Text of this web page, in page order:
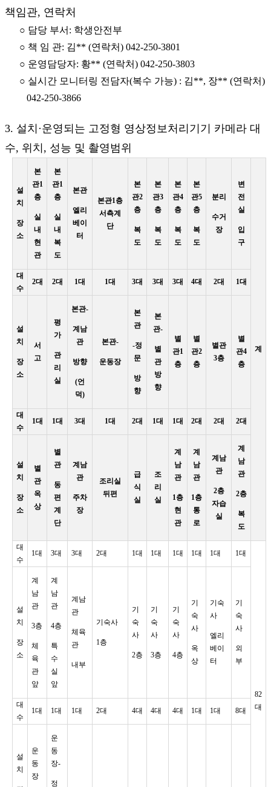
책임관, 연락처
○ 담당 부서: 학생안전부
○ 책 임 관: 김** (연락처) 042-250-3801
○ 운영담당자: 황** (연락처) 042-250-3803
○ 실시간 모니터링 전담자(복수 가능) : 김**, 장** (연락처)
042-250-3866
3. 설치·운영되는 고정형 영상정보처리기기 카메라 대
수, 위치, 성능 및 촬영범위
설
치
장
소
본
관1
층
실
내
현
관
본
관1
층
실
내
복
도
본관
엘리
베이
터
본관1층
서측계
단
본
관2
층
복
도
본
관3
층
복
도
본
관4
층
복
도
본
관5
층
복
도
분리
수거
장
변
전
실
입
구
계
대
수
2대 2대 1대 1대 3대 3대 3대 4대 2대 1대
설
치
장
소
서
고
평
가
관
리
실
본관-
계남
관
방향
(언
덕)
본관-
운동장
본
관
-정
문
방
향
본
관-
별
관
방
향
별
관1
층
별
관2
층
별관
3층
별
관4
층
대
수
1대 1대 3대 1대 2대 1대 1대 2대 2대 2대
설
치
장
소
별
관
옥
상
별
관
동
편
계
단
계남
관
주차
장
조리실
뒤편
급
식
실
조
리
실
계
남
관
1층
현
관
계
남
관
1층
통
로
계남
관
2층
자습
실
계
남
관
2층
복
도
대
수
1대 3대 3대 2대 1대 1대 1대 1대 1대 1대
82
대
설
치
장
소
계
남
관
3층
체
육
관
앞
계
남
관
4층
특
수
실
앞
계남
관
체육
관
내부
기숙사
1층
기
숙
사
2층
기
숙
사
3층
기
숙
사
4층
기
숙
사
옥
상
기숙
사
엘리
베이
터
기
숙
사
외
부
대
수
1대 1대 1대 2대 4대 4대 4대 1대 1대 8대
설
치
운
동
장
운
동
장-
정